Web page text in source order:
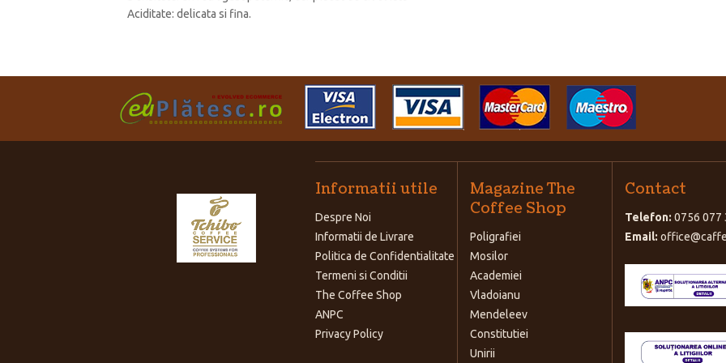
Aciditate: delicata si fina.
Informatii utile
Despre Noi
Informatii de Livrare
Politica de Confidentialitate
Termeni si Conditii
The Coffee Shop
ANPC
Privacy Policy
Magazine The
Coffee Shop
Poligrafiei
Mosilor
Academiei
Vladoianu
Mendeleev
Constitutiei
Unirii
Contact
Telefon: 0756 077
Email: